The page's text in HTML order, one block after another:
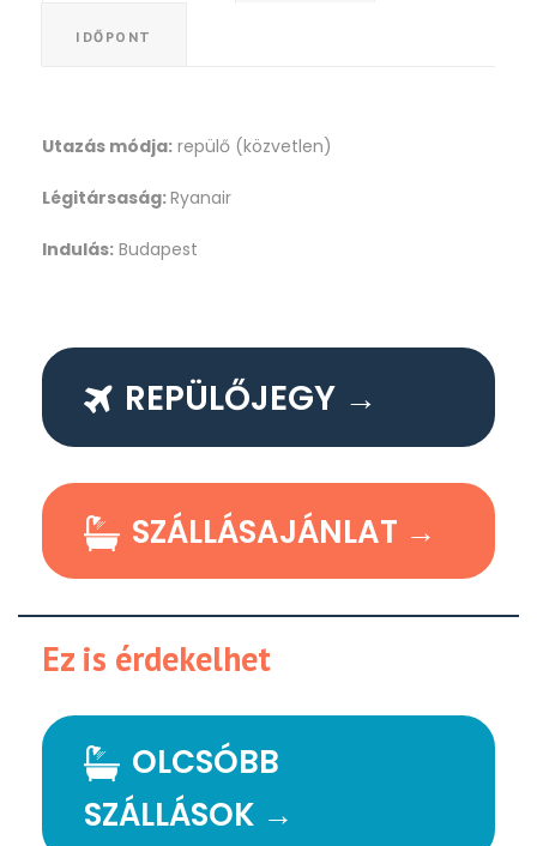
IDŐPONT
Utazás módja: repülő (közvetlen)
Légitársaság:Ryanair
Indulás: Budapest
REPÜLŐJEGY →
SZÁLLÁSAJÁNLAT →
Ez is érdekelhet
OLCSÓBB
SZÁLLÁSOK →